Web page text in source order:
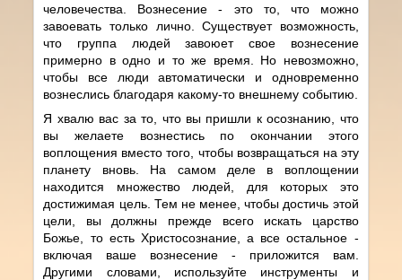
человечества. Вознесение - это то, что можно
завоевать только лично. Существует возможность,
что группа людей завоюет свое вознесение
примерно в одно и то же время. Но невозможно,
чтобы все люди автоматически и одновременно
вознеслись благодаря какому-то внешнему событию.
Я хвалю вас за то, что вы пришли к осознанию, что
вы желаете вознестись по окончании этого
воплощения вместо того, чтобы возвращаться на эту
планету вновь. На самом деле в воплощении
находится множество людей, для которых это
достижимая цель. Тем не менее, чтобы достичь этой
цели, вы должны прежде всего искать царство
Божье, то есть Христосознание, а все остальное -
включая ваше вознесение - приложится вам.
Другими словами, используйте инструменты и